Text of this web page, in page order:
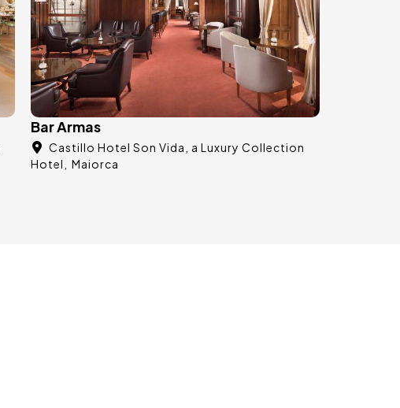
Bar Armas
Castillo Hotel Son Vida, a Luxury Collection
Hotel
Maiorca